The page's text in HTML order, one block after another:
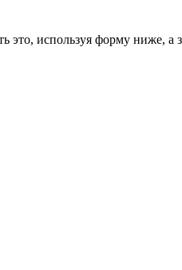
используя форму ниже, а